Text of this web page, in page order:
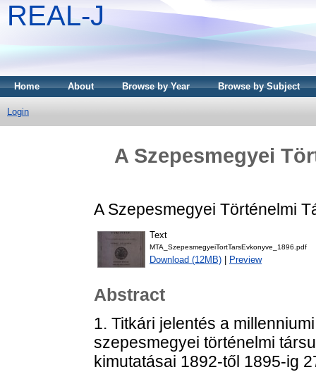
REAL-J
Home About Browse by Year Browse by Subject
Login
A Szepesmegyei
A Szepesmegyei Történelmi
Text
MTA_SzepesmegyeiTortTarsEvkonyve_1896.pdf
Download (12MB) Preview
Abstract
1. Titkári jelentés a
szepesmegyei történelmi
kimutatásai 1892-től 1895-ig